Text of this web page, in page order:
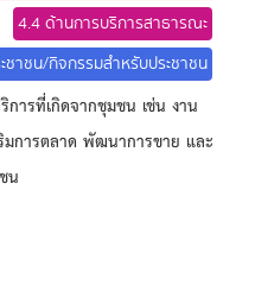
4.4 ด้านการบริการสาธารณะ
ชาชน/กิจกรรมสำหรับประชาชน
ารที่เกิดจากชุมชน เช่น งาน
มการตลาด พัฒนาการขาย และ
น